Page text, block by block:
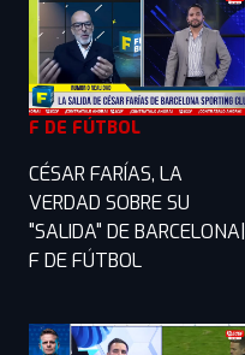
F DE FÚTBOL
CÉSAR FARÍAS, LA
VERDAD SOBRE SU
"SALIDA" DE BARCELONA|
F DE FÚTBOL